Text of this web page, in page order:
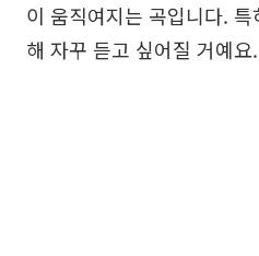
이 움직여지는 곡입니다.
해 자꾸 듣고 싶어질 거예요.